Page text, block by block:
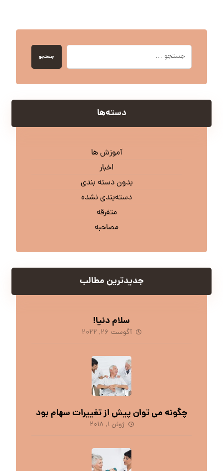
جستجو
دسته‌ها
آموزش ها
اخبار
بدون دسته بندی
دسته‌بندی نشده
متفرقه
مصاحبه
جدیدترین مطالب
سلام دنیا!
آگوست ۲۶, ۲۰۲۲
چگونه می توان پیش از تغییرات سهام بود
ژوئن ۱, ۲۰۱۸